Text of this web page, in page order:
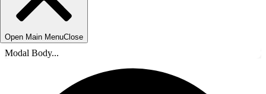
Open Main MenuClose
Modal Body...